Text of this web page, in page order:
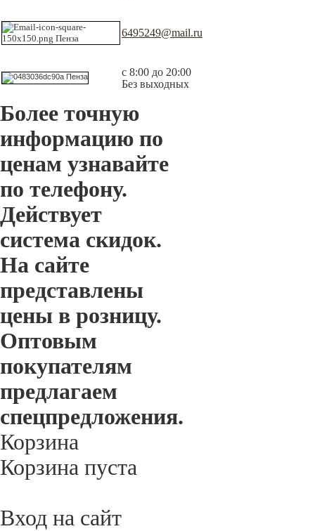
6495249@mail.ru
с 8:00 до 20:00
Без выходных
Более точную
информацию по
ценам узнавайте
по телефону.
Действует
система скидок.
На сайте
представлены
цены в розницу.
Оптовым
покупателям
предлагаем
спецпредложения.
Корзина
Корзина пуста
Вход на сайт